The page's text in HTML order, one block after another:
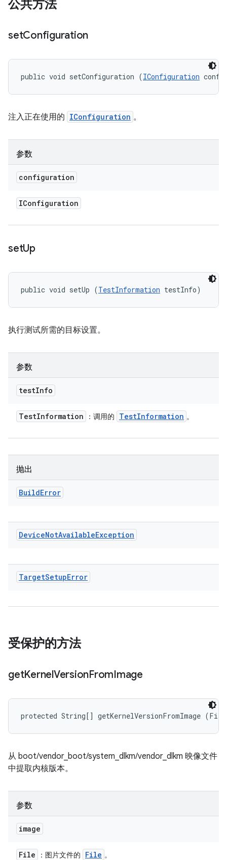
公共方法
setConfiguration
public void setConfiguration (IConfiguration
注入正在使用的 IConfiguration 。
参数
configuration
IConfiguration
setUp
public void setUp (TestInformation testInfo)
执行测试所需的目标设置。
参数
testInfo
TestInformation ：调用的 TestInformation 。
抛出
BuildError
DeviceNotAvailableException
TargetSetupError
受保护的方法
getKernelVersionFromImage
protected String[] getKernelVersionFromImage
从 boot/vendor_boot/system_dlkm/vendor_dlkm 映像文件
中提取内核版本。
参数
image
File ：图片文件的 File 。